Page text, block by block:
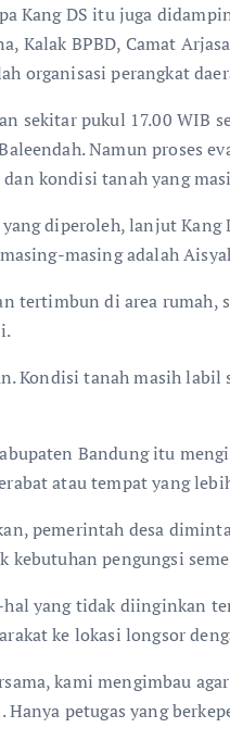
Kang DS itu juga
Kalak BPBD, Camat
organisasi perangkat
sekitar pukul 17.00 WIB
Namun proses
kondisi tanah yang
diperoleh, lanjut
masing adalah
tertimbun di area rumah,
Kondisi tanah masih
Bandung itu
atau tempat yang
pemerintah desa
kebutuhan pengungsi
yang tidak diinginkan
ke lokasi longsor
kami mengimbau
petugas yang